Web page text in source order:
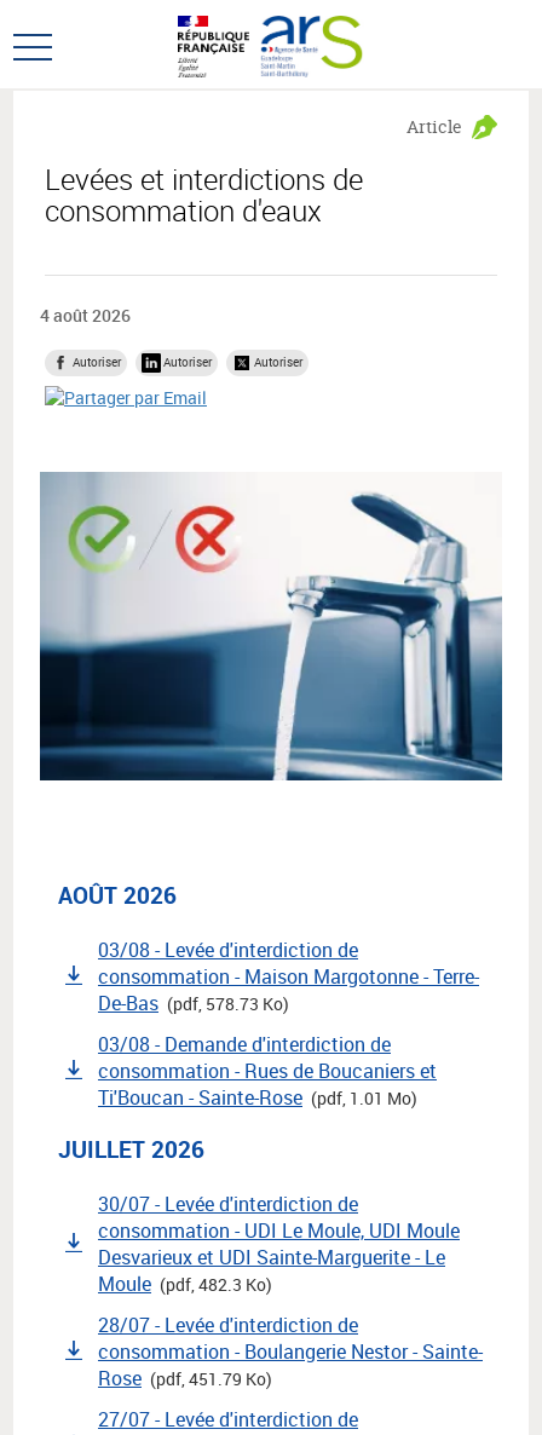
au
menu
au
contenu
Ouvrir
Levées et interdictions de
consommation d'eaux
Article
4 août 2026
Autoriser Autoriser Autoriser
AOÛT 2026
03/08 - Levée d'interdiction de
consommation - Maison Margotonne - Terre-
De-Bas (pdf, 578.73 Ko)
03/08 - Demande d'interdiction de
consommation - Rues de Boucaniers et
Ti'Boucan - Sainte-Rose (pdf, 1.01 Mo)
JUILLET 2026
30/07 - Levée d'interdiction de
consommation - UDI Le Moule, UDI Moule
Desvarieux et UDI Sainte-Marguerite - Le
Moule (pdf, 482.3 Ko)
28/07 - Levée d'interdiction de
consommation - Boulangerie Nestor - Sainte-
Rose (pdf, 451.79 Ko)
27/07 - Levée d'interdiction de